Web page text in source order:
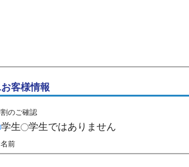
客様情報
のご確認
学生 学生ではありません
前